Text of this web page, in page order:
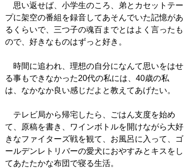
思い返せば、小学生のころ、弟とカセットテー
プに架空の番組を録音してあそんでいた記憶があ
るくらいで、三つ子の魂百までとはよく言ったも
ので、好きなものはずっと好き。
時間に追われ、理想の自分になんて思いをはせ
る事もできなかった20代の私には、40歳の私
は、なかなか良い感じだよと教えてあげたい。
テレビ局から帰宅したら、ごはん支度を始め
て、原稿を書き、ワインボトルを開けながら大好
きなファイターズ戦を観て、お風呂に入って、ゴ
ールデンレトリバーの愛犬におやすみとキスをし
てあたたかな布団で寝る生活。